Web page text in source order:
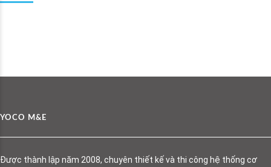
YOCO M&E
Được thành lập năm 2008, chuyên thiết kế và thi công hệ thống cơ